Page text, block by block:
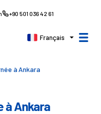
+90 501 036 42 61
Français
à Ankara
à Ankara